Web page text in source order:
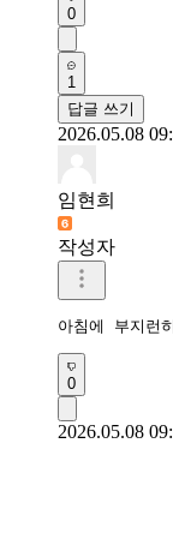
0
1
답글 쓰기
2026.05.08
임현희
작성자
아침에 부지런
0
2026.05.08